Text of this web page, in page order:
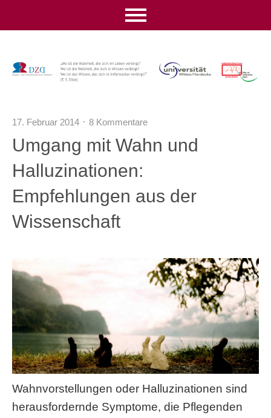
17. Februar 2014 8 Kommentare
Umgang mit Wahn und
Halluzinationen:
Empfehlungen aus der
Wissenschaft
Wahnvorstellungen oder Halluzinationen sind
herausfordernde Symptome, die Pflegenden